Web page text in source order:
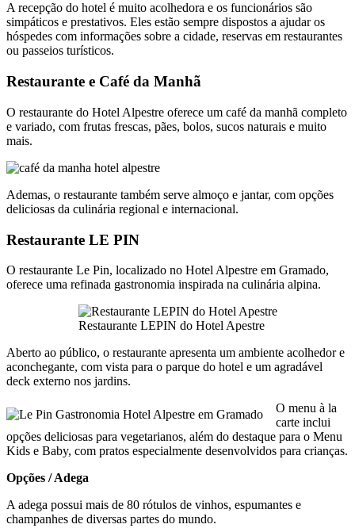
A recepção do hotel é muito acolhedora e os funcionários são
simpáticos e prestativos. Eles estão sempre dispostos a ajudar os
hóspedes com informações sobre a cidade, reservas em restaurantes
ou passeios turísticos.
Restaurante e Café da Manhã
O restaurante do Hotel Alpestre oferece um café da manhã completo
e variado, com frutas frescas, pães, bolos, sucos naturais e muito
mais.
Ademas, o restaurante também serve almoço e jantar, com opções
deliciosas da culinária regional e internacional.
Restaurante LE PIN
O restaurante Le Pin, localizado no Hotel Alpestre em Gramado,
oferece uma refinada gastronomia inspirada na culinária alpina.
Restaurante LEPIN do Hotel Apestre
Aberto ao público, o restaurante apresenta um ambiente acolhedor e
aconchegante, com vista para o parque do hotel e um agradável
deck externo nos jardins.
O menu à la
carte inclui
opções deliciosas para vegetarianos, além do destaque para o Menu
Kids e Baby, com pratos especialmente desenvolvidos para crianças.
Opções / Adega
A adega possui mais de 80 rótulos de vinhos, espumantes e
champanhes de diversas partes do mundo.